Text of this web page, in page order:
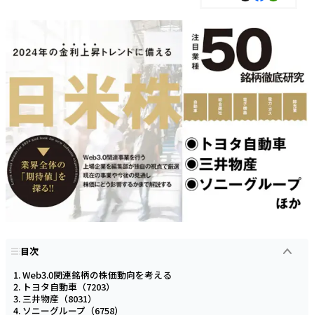
目次
Web3.0関連銘柄の株価動向を考える
トヨタ自動車（7203）
三井物産（8031）
ソニーグループ（6758）